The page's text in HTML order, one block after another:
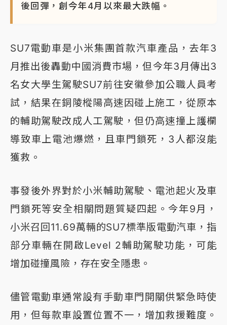
後回彈，創今年4月以來最大跌幅。
SU7電動車是小米集團首款汽車產品，去年3
月推出後轟動中國消費市場，但今年3月傳出3
名女大學生駕駛SU7前往安徽參加公職人員考
試，結果在銅陵樅陽高速因碰上施工，從原本
的輔助駕駛改成人工駕駛，但仍高速撞上護欄
導致車上電池爆燃，且車門鎖死，3人都沒能
獲救。
事發後外界對於小米輔助駕駛、電池起火及車
門鎖死等安全相關問題質疑四起。今年9月，
小米召回11.69萬輛的SU7標準版電動汽車，指
部分車輛在開啟Level 2輔助駕駛功能，可能
增加碰撞風險，存在安全隱患。
儘管電動車通常設有手動車門開關供緊急時使
用，但每款車設置位置不一，增加救援難度。